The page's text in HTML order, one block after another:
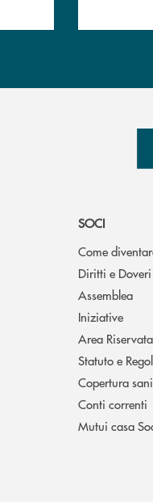
SOCI
Come
Diritti e Doveri
Assemblea
Iniziative
Area Riservata
Statuto e
Copertura
Conti correnti
Mutui casa